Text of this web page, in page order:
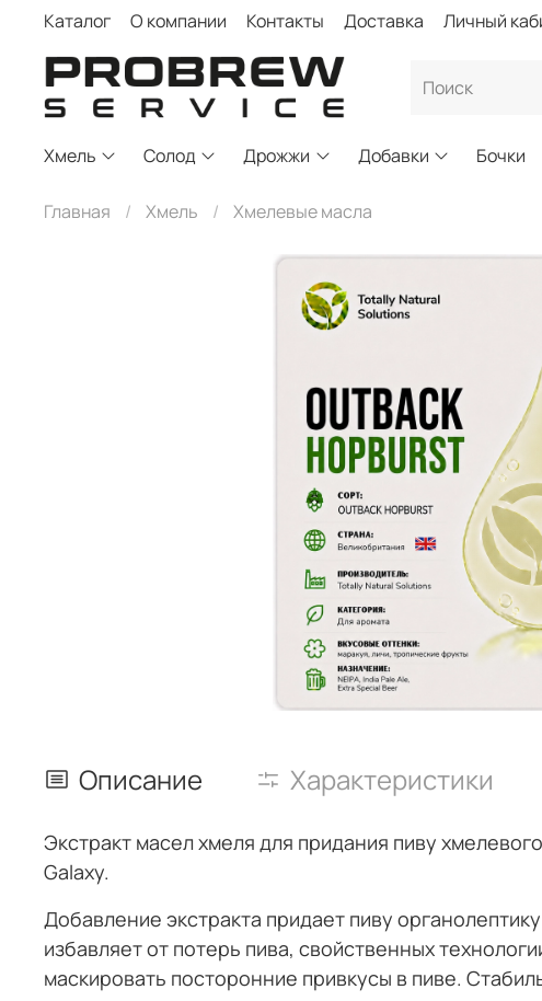
Каталог О компании Контакты Доставка Личный
Хмель Солод Дрожжи Добавки Бочки
Главная Хмель Хмелевые масла
Описание Характеристики
Экстракт масел хмеля для придания пиву
Galaxy.
Добавление экстракта придает пиву
избавляет от потерь пива, свойственных
маскировать посторонние привкусы в пиве.